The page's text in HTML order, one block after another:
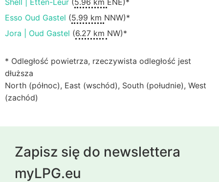
Shell | Etten-Leur (5.96 km ENE)*
Esso Oud Gastel (5.99 km NNW)*
Jora | Oud Gastel (6.27 km NW)*
* Odległość powietrza, rzeczywista odległość jest
dłuższa
North (północ), East (wschód), South (południe), West
(zachód)
Zapisz się do newslettera
myLPG.eu